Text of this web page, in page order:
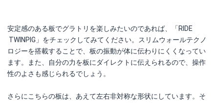
安定感のある板でグラトリを楽しみたいのであれば、「RIDE
TWINPIG」をチェックしてみてください。スリムウォールテクノ
ロジーを搭載することで、板の振動が体に伝わりにくくなってい
ます。また、自分の力を板にダイレクトに伝えられるので、操作
性のよさも感じられるでしょう。
さらにこちらの板は、あえて左右非対称な形状にしています。そ